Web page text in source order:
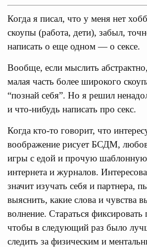
Когда я писал, что у меня нет
скоупы (работа, дети), забыл,
написать о еще одном — о сексе.
Вообще, если мыслить
малая часть более широкого
“познай себя”. Но я решил
и что-нибудь написать про секс.
Когда кто-то говорит, что
воображение рисует БСДМ,
игры с едой и прочую
интернета и журналов.
значит изучать себя и партнера,
выяснить, какие слова и чувства
волнение. Стараться
чтобы в следующий раз было
следить за физическим и